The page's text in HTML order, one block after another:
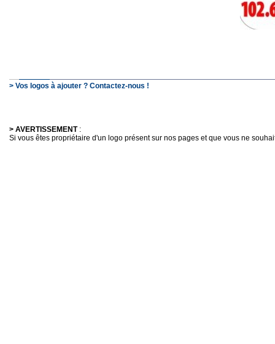
> Vos logos à ajouter ? Contactez-nous !
> AVERTISSEMENT:
Si vous êtes propriétaire d'un logo présent sur nos pages et que vous ne